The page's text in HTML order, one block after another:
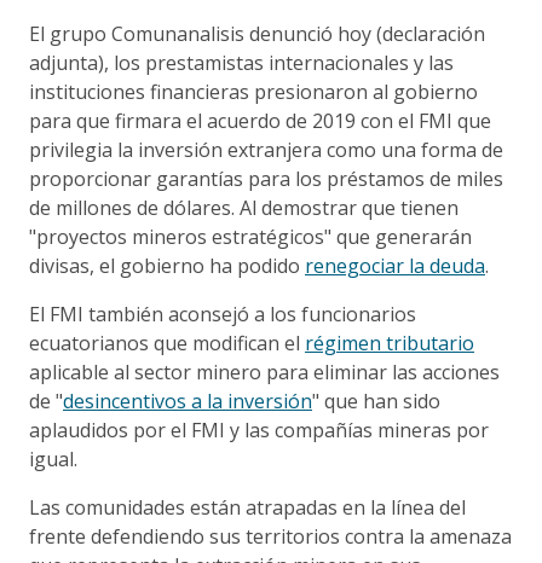
El grupo Comunanalisis denunció hoy (declaración
adjunta), los prestamistas internacionales y las
instituciones financieras presionaron al gobierno
para que firmara el acuerdo de 2019 con el FMI que
privilegia la inversión extranjera como una forma de
proporcionar garantías para los préstamos de miles
de millones de dólares. Al demostrar que tienen
"proyectos mineros estratégicos" que generarán
divisas, el gobierno ha podido renegociar la deuda.
El FMI también aconsejó a los funcionarios
ecuatorianos que modifican el régimen tributario
aplicable al sector minero para eliminar las acciones
de "desincentivos a la inversión" que han sido
aplaudidos por el FMI y las compañías mineras por
igual.
Las comunidades están atrapadas en la línea del
frente defendiendo sus territorios contra la amenaza